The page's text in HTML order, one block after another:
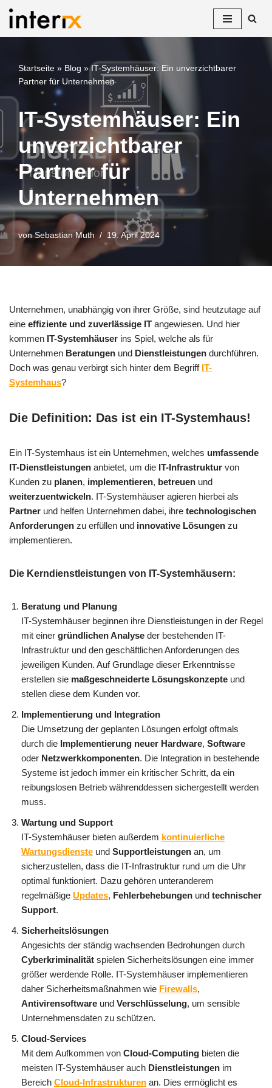
Startseite » Blog »IT-Systemhäuser: Ein unverzichtbarer
Partner für Unternehmen
IT-Systemhäuser: Ein
unverzichtbarer
Partner für
Unternehmen
vonSebastian Muth 19. April 2024
Unternehmen, unabhängig von ihrer Größe, sind heutzutage auf
eine effiziente und zuverlässige IT angewiesen. Und hier
kommen IT-Systemhäuser ins Spiel, welche als für
Unternehmen Beratungen und Dienstleistungen durchführen.
Doch was genau verbirgt sich hinter dem Begriff IT-
Systemhaus?
Die Definition: Das ist ein IT-Systemhaus!
Ein IT-Systemhaus ist ein Unternehmen, welches umfassende
IT-Dienstleistungen anbietet, um die IT-Infrastruktur von
Kunden zu planen, implementieren, betreuen und
weiterzuentwickeln. IT-Systemhäuser agieren hierbei als
Partner und helfen Unternehmen dabei, ihre technologischen
Anforderungen zu erfüllen und innovative Lösungen zu
implementieren.
Die Kerndienstleistungen von IT-Systemhäusern:
Beratung und Planung
IT-Systemhäuser beginnen ihre Dienstleistungen in der Regel
mit einer gründlichen Analyse der bestehenden IT-
Infrastruktur und den geschäftlichen Anforderungen des
jeweiligen Kunden. Auf Grundlage dieser Erkenntnisse
erstellen sie maßgeschneiderte Lösungskonzepte und
stellen diese dem Kunden vor.
Implementierung und Integration
Die Umsetzung der geplanten Lösungen erfolgt oftmals
durch die Implementierung neuer Hardware, Software
oder Netzwerkkomponenten. Die Integration in bestehende
Systeme ist jedoch immer ein kritischer Schritt, da ein
reibungslosen Betrieb währenddessen sichergestellt werden
muss.
Wartung und Support
IT-Systemhäuser bieten außerdem kontinuierliche
Wartungsdienste und Supportleistungen an, um
sicherzustellen, dass die IT-Infrastruktur rund um die Uhr
optimal funktioniert. Dazu gehören unteranderem
regelmäßige Updates, Fehlerbehebungen und technischer
Support.
Sicherheitslösungen
Angesichts der ständig wachsenden Bedrohungen durch
Cyberkriminalität spielen Sicherheitslösungen eine immer
größer werdende Rolle. IT-Systemhäuser implementieren
daher Sicherheitsmaßnahmen wie Firewalls,
Antivirensoftware und Verschlüsselung, um sensible
Unternehmensdaten zu schützen.
Cloud-Services
Mit dem Aufkommen von Cloud-Computing bieten die
meisten IT-Systemhäuser auch Dienstleistungen im
Bereich Cloud-Infrastrukturen an. Dies ermöglicht es